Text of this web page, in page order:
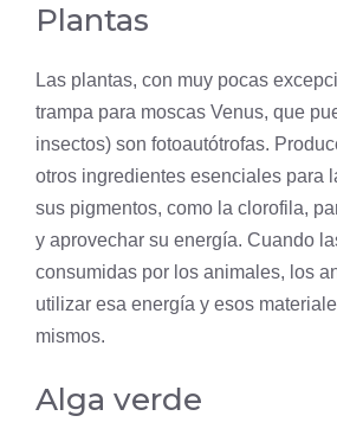
Plantas
Las plantas, con muy pocas
trampa para moscas Venus, que
insectos) son fotoautótrofas.
otros ingredientes esenciales para
sus pigmentos, como la clorofila,
y aprovechar su energía. Cuando
consumidas por los animales, los
utilizar esa energía y esos
mismos.
Alga verde